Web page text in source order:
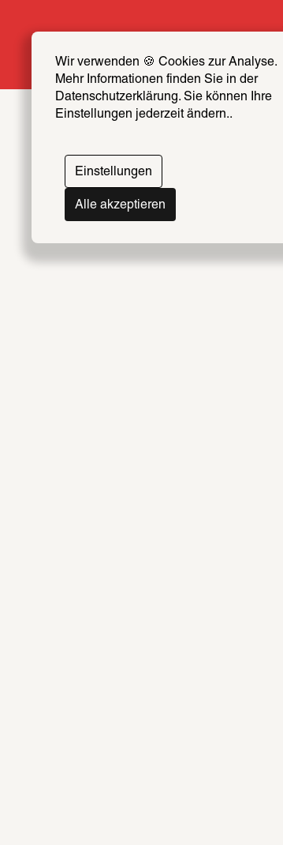
Wir verwenden 🍪 Cookies zur Analyse.
Mehr Informationen finden Sie in der
Datenschutzerklärung. Sie können Ihre
Einstellungen jederzeit ändern..
Einstellungen
Alle akzeptieren